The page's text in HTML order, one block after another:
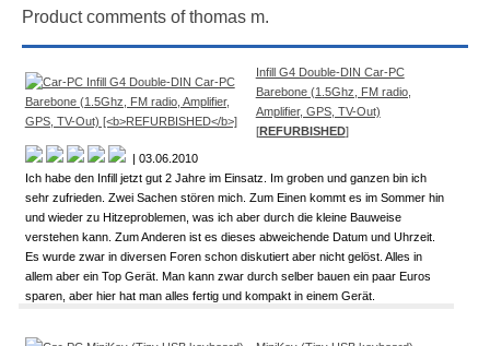
Product comments of thomas m.
Infill G4 Double-DIN Car-PC
Barebone (1.5Ghz, FM radio,
Amplifier, GPS, TV-Out)
[REFURBISHED]
| 03.06.2010
Ich habe den Infill jetzt gut 2 Jahre im Einsatz. Im groben und ganzen bin ich
sehr zufrieden. Zwei Sachen stören mich. Zum Einen kommt es im Sommer hin
und wieder zu Hitzeproblemen, was ich aber durch die kleine Bauweise
verstehen kann. Zum Anderen ist es dieses abweichende Datum und Uhrzeit.
Es wurde zwar in diversen Foren schon diskutiert aber nicht gelöst. Alles in
allem aber ein Top Gerät. Man kann zwar durch selber bauen ein paar Euros
sparen, aber hier hat man alles fertig und kompakt in einem Gerät.